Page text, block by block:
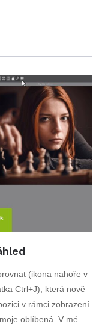
(ikona nahoře v
Ctrl+J), která nově
v rámci zobrazení
oblíbená. V mé